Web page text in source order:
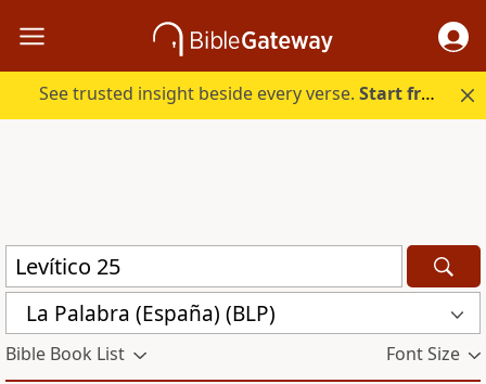
See trusted insight beside every verse.Start free.
La Palabra (España) (BLP)
Bible Book List Font Size